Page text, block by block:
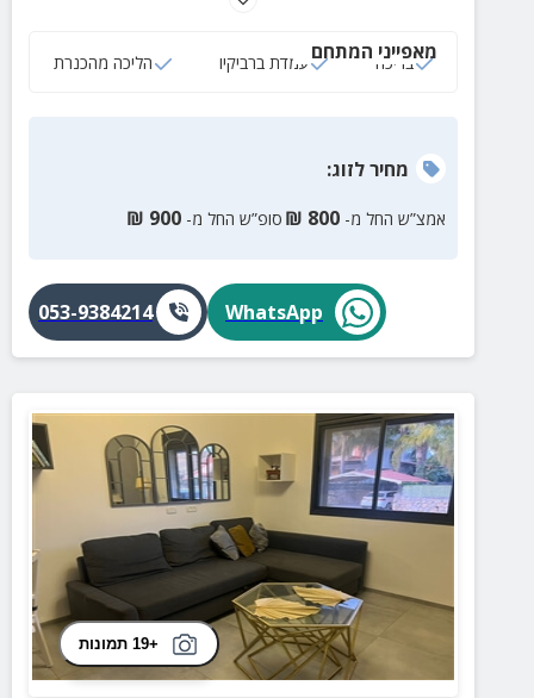
מאפייני המתחם
בריכה עמדת ברביקיו הליכה מהכנרת
מחירלזוג:
אמצ”ש החל מ- 800
₪ סופ”ש החל מ- 900
₪
WhatsApp
053-9384214
+19 תמונות